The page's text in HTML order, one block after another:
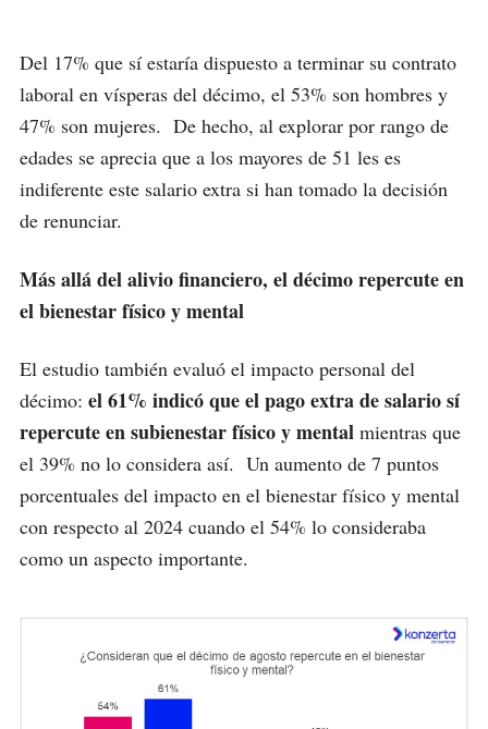
Del 17% que sí estaría dispuesto a terminar su contrato
laboral en vísperas del décimo, el 53% son hombres y
47% son mujeres. De hecho, al explorar por rango de
edades se aprecia que a los mayores de 51 les es
indiferente este salario extra si han tomado la decisión
de renunciar.
Más allá del alivio financiero, el décimo repercute en
el bienestar físico y mental
El estudio también evaluó el impacto personal del
décimo: el 61% indicó que el pago extra de salario sí
repercute en subienestar físico y mental mientras que
el 39% no lo considera así. Un aumento de 7 puntos
porcentuales del impacto en el bienestar físico y mental
con respecto al 2024 cuando el 54% lo consideraba
como un aspecto importante.